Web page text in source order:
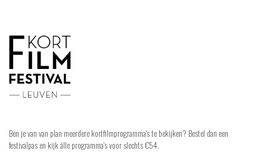
Ben je van van plan meerdere kortfilmprogramma's te bekijken? Bestel dan een
festivalpas en kijk álle programma's voor slechts €54.